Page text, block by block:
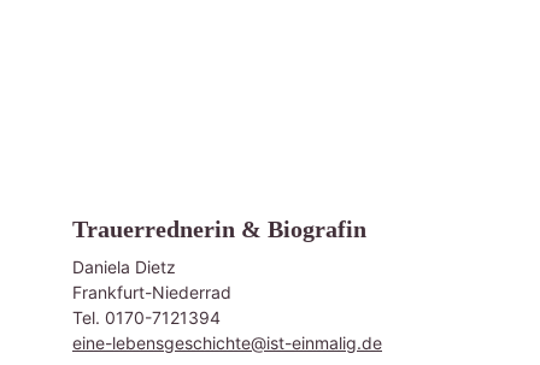
Trauerrednerin & Biografin
Daniela Dietz
Frankfurt-Niederrad
Tel. 0170-7121394
eine-lebensgeschichte@ist-einmalig.de